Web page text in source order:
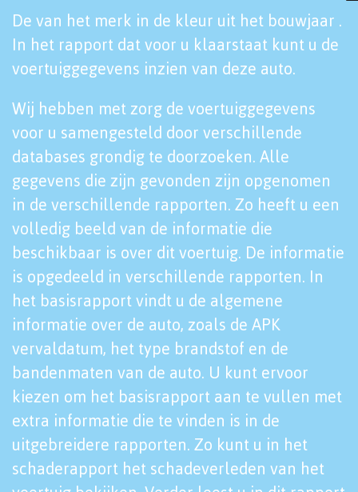
De van het merk in de kleur uit het bouwjaar .
In het rapport dat voor u klaarstaat kunt u de
voertuiggegevens inzien van deze auto.
Wij hebben met zorg de voertuiggegevens
voor u samengesteld door verschillende
databases grondig te doorzoeken. Alle
gegevens die zijn gevonden zijn opgenomen
in de verschillende rapporten. Zo heeft u een
volledig beeld van de informatie die
beschikbaar is over dit voertuig. De informatie
is opgedeeld in verschillende rapporten. In
het basisrapport vindt u de algemene
informatie over de auto, zoals de APK
vervaldatum, het type brandstof en de
bandenmaten van de auto. U kunt ervoor
kiezen om het basisrapport aan te vullen met
extra informatie die te vinden is in de
uitgebreidere rapporten. Zo kunt u in het
schaderapport het schadeverleden van het